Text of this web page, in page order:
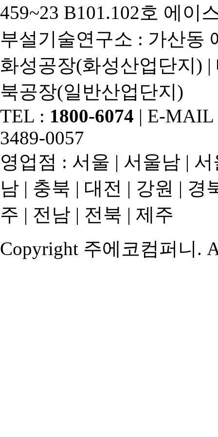
459~23 B101.102호 에이
부설기술연구소 : 가산동
화성공장(화성산업단지)
북공장(일반산업단지)
TEL : 1800-6074 | E-MAIL
3489-0057
영업점 : 서울 | 서울남 |
남 | 충북 | 대전 | 강원 | 경
주 | 전남 | 전북 | 제주
Copyright 주에코컴퍼니.